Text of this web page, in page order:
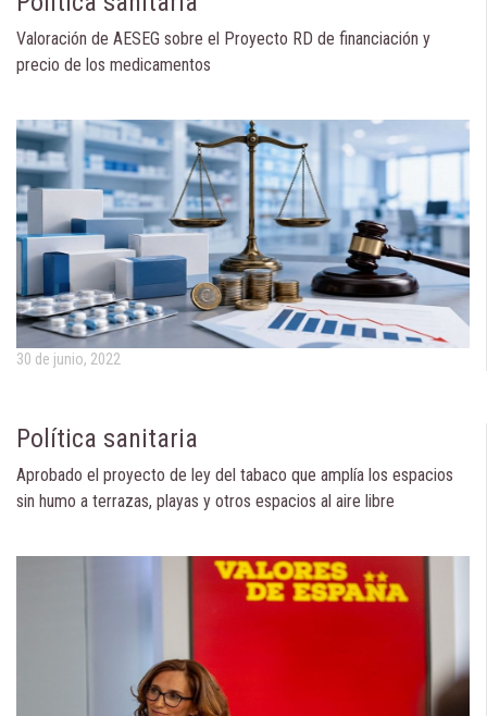
Valoración de AESEG sobre el Proyecto RD de financiación y
precio de los medicamentos
30 de junio, 2022
Política sanitaria
Aprobado el proyecto de ley del tabaco que amplía los espacios
sin humo a terrazas, playas y otros espacios al aire libre